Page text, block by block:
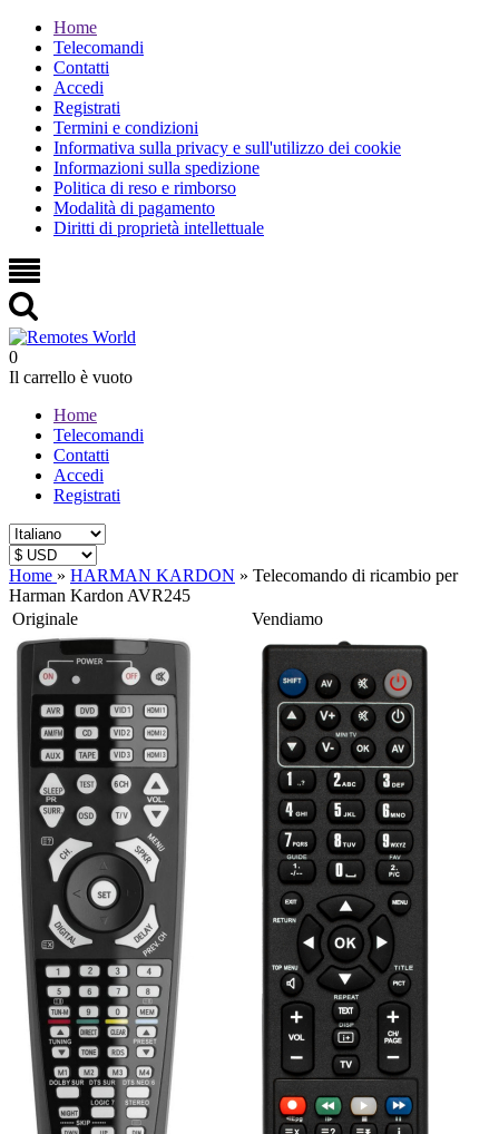
Home
Telecomandi
Contatti
Accedi
Registrati
Termini e condizioni
Informativa sulla privacy e sull'utilizzo dei cookie
Informazioni sulla spedizione
Politica di reso e rimborso
Modalità di pagamento
Diritti di proprietà intellettuale
0
Il carrello è vuoto
Home
Telecomandi
Contatti
Accedi
Registrati
Home » HARMAN KARDON » Telecomando di ricambio per
Harman Kardon AVR245
Originale
Vendiamo